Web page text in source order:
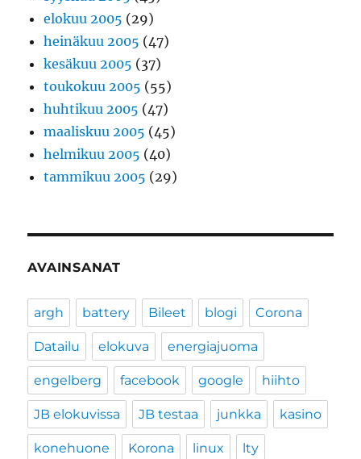
elokuu 2005 (29)
heinäkuu 2005 (47)
kesäkuu 2005 (37)
toukokuu 2005 (55)
huhtikuu 2005 (47)
maaliskuu 2005 (45)
helmikuu 2005 (40)
tammikuu 2005 (29)
AVAINSANAT
argh battery Bileet blogi Corona
Datailu elokuva energiajuoma
engelberg facebook google hiihto
JB elokuvissa JB testaa junkka kasino
konehuone Korona linux lty